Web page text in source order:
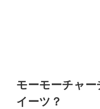
モーモーチャ
イーツ？